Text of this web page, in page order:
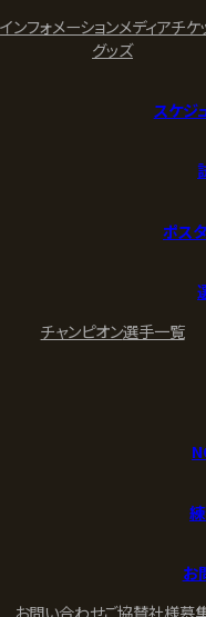
インフォメーションメディアチケ
グッズ
スケジ
ポス
チャンピオン選手一覧
お
お問い合わせご協賛社様募